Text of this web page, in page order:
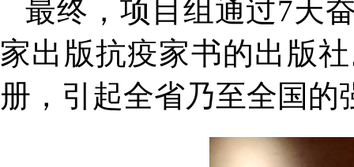
最终，项目组通过7天
家出版抗疫家书的出版
册，引起全省乃至全国的